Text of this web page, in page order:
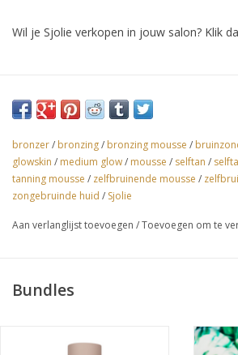
Wil je Sjolie verkopen in jouw salon? Klik
creëer een prachtige sunkissed medium
bevat 10% DHA. Deze selftan mousse van
streeploos effect in combinatie met
gebruiken.Bevat een cosmetische
resultaat kan zien , de kleur bouwt zich
inwerktijd op. Aanbevolen inwerktijd van 8
Perfect voor gebruik over het gehele
Waarom juist kiezen voor een Sjolie
bronzer/ bronzing/ bronzing mousse /
glowskin / medium glow/ mousse / selftan /
tanning mousse / zelfbruinende mousse /
zongebruinde huid / Sjolie
Aan verlanglijst toevoegen /Toevoegen om te
Bundles